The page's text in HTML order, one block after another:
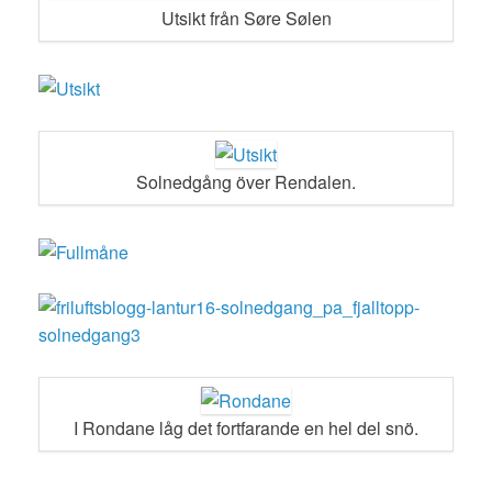
Utsikt från Søre Sølen
Solnedgång över Rendalen.
I Rondane låg det fortfarande en hel del snö.